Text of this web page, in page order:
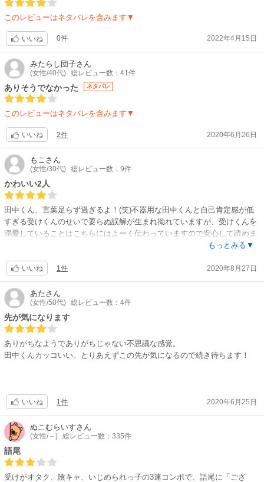
このレビューはネタバレを含みます▼
いいね 0件 2022年4月15日
みたらし団子さん
(女性/40代) 総レビュー数：41件
ありそうでなかった ネタバレ
このレビューはネタバレを含みます▼
いいね 2件 2020年6月26日
もこ さん
(女性/30代) 総レビュー数：9件
かわいい2人
田中くん、言葉足らず過ぎるよ！(笑)不器用な田中くんと自己肯定感が低
すぎる受けくんのせいで要らぬ誤解が生まれ拗れていますが、受けくんを
溺愛していることはこちらにはよーく伝わっていますので安心して読めま
もっとみる▼
いいね 1件 2020年8月27日
あたさん
(女性/50代) 総レビュー数：4件
先が気になります
ありがちなようでありがちじゃない不思議な感覚。
田中くんカッコいい。とりあえずこの先が気になるので続き待ちます！
いいね 1件 2020年6月25日
ぬこむらいすさん
(女性/－) 総レビュー数：335件
語尾
受けがオタク、陰キャ、いじめられっ子の3連コンボで、語尾に「ござ